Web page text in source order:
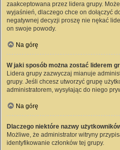
zaakceptowana przez lidera grupy.
wyjaśnień, dlaczego chce on dołączyć
negatywnej decyzji proszę nie nękać
on swoje powody.
Na górę
W jaki sposób można zostać liderem
Lidera grupy zazwyczaj mianuje
grupy. Jeśli chcesz utworzyć grupę
administratorem, wysyłając do niego
Na górę
Dlaczego niektóre nazwy
Możliwe, że administrator witryny
identyfikowanie członków tej grupy.